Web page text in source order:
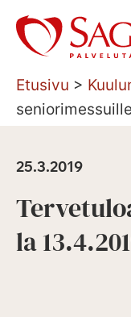
Siirry
sisältöön
Etusivu >
25.3.2019
la